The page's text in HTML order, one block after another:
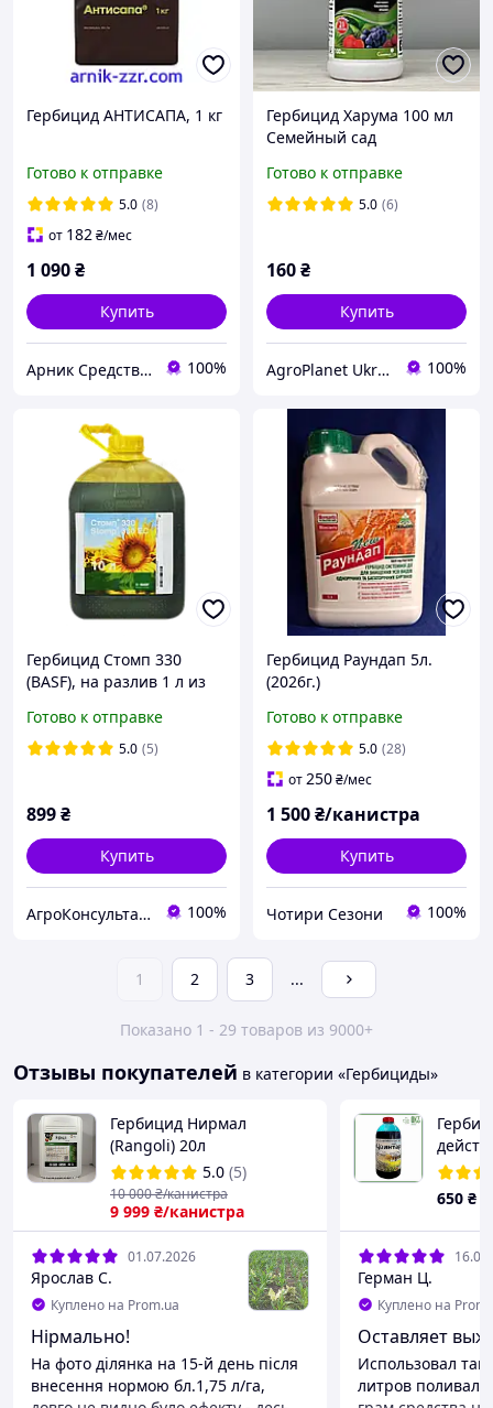
Гербицид АНТИСАПА, 1 кг
Готово к отправке
5.0 (8)
от 182₴/мес
1 090₴
Купить
Арник Средства защиты растений и удобрения 100%
Гербицид Харума 100 мл
Семейный сад
Готово к отправке
5.0 (6)
160₴
Купить
AgroPlanet Ukraine 100%
Гербицид Стомп 330
(BASF), на разлив 1 л из
довсходовый препарат
для уничтожения
Готово к отправке
5.0 (5)
899₴
Купить
АгроКонсультант 100%
Гербицид Раундап 5л.
(2026г.)
Готово к отправке
5.0 (28)
от250₴/мес
1 500₴/канистра
Купить
Чотири Сезони 100%
1 2 3 ...
Показано 1 - 29 товаров из 9000+
Отзывы покупателей в категории «Гербициды»
Гербицид Нирмал
(Rangoli) 20л
5.0 (5)
9 999 ₴/канистра
10 000₴/канистра
01.07.2026
Ярослав С.
Куплено на Prom.ua
Нірмально!
На фото ділянка на 15-й день після
внесення нормою бл.1,75 л/га,
650 ₴
Герман Ц.
Куплено на
Оставляет
Использовал
литров поливал